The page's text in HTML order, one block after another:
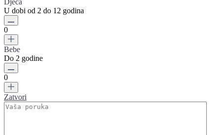
U dobi od 2 do 12 godina
0
Bebe
Do 2 godine
0
Zatvori